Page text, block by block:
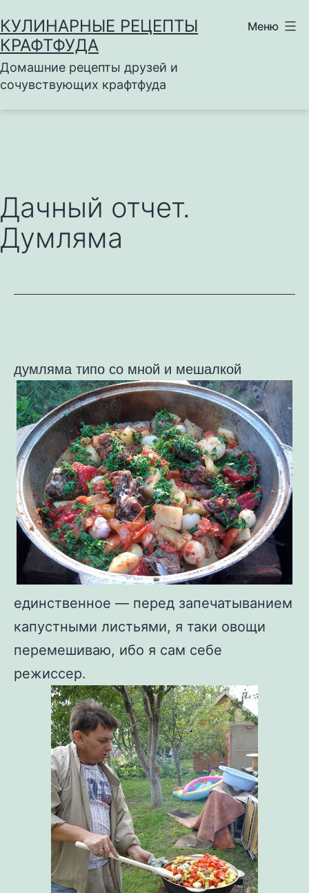
к
содержимому
КУЛИНАРНЫЕ РЕЦЕПТЫ
КРАФТФУДА
Домашние рецепты друзей и
сочувствующих крафтфуда
Меню
Дачный отчет.
Думляма
думляма типо со мной и мешалкой
единственное — перед запечатыванием
капустными листьями, я таки овощи
перемешиваю, ибо я сам себе
режиссер.